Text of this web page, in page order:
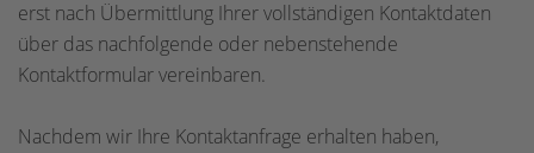
erst nach Übermittlung Ihrer vollständigen Kontaktdaten
über das nachfolgende oder nebenstehende
Kontaktformular vereinbaren.
Nachdem wir Ihre Kontaktanfrage erhalten haben,